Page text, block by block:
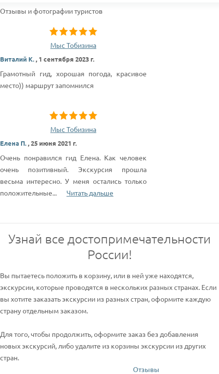
Отзывы и фотографии туристов
Мыс Тобизина
Виталий К., 1 сентября 2023 г.
Грамотный гид, хорошая погода, красивое
место)) маршрут запомнился
Мыс Тобизина
Елена П.,25 июня 2021 г.
Очень понравился гид Елена. Как человек
очень позитивный. Экскурсия прошла
весьма интересно. У меня остались только
положительные... Читать дальше
Узнай все достопримечательности
России!
Вы пытаетесь положить в корзину, или в ней уже находятся,
экскурсии, которые проводятся в нескольких разных странах. Если
вы хотите заказать экскурсии из разных стран, оформите каждую
страну отдельным заказом.
Для того, чтобы продолжить, оформите заказ без добавления
новых экскурсий, либо удалите из корзины экскурсии из других
стран.
Отзывы